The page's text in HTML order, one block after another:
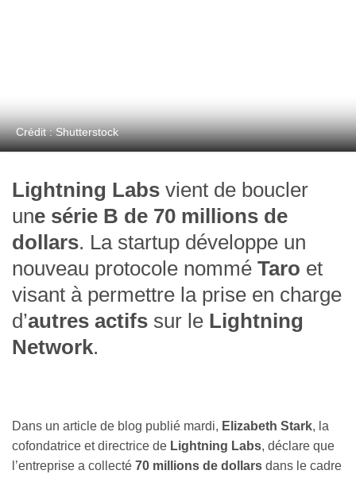
Crédit : Shutterstock
Lightning Labs vient de boucler
une série B de 70 millions de
dollars. La startup développe un
nouveau protocole nommé Taro et
visant à permettre la prise en charge
d’autres actifs sur le Lightning
Network.
Dans un article de blog publié mardi, Elizabeth Stark, la
cofondatrice et directrice de Lightning Labs, déclare que
l’entreprise a collecté 70 millions de dollars dans le cadre